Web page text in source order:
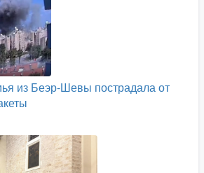
из Беэр-Шевы пострадала от